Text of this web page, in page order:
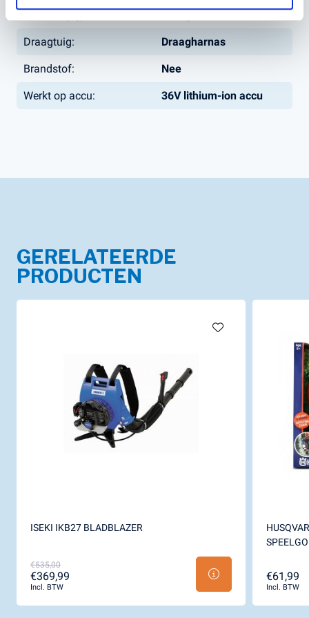
Gewicht (kg): 7,7 kg
Draagtuig: Draagharnas
Brandstof: Nee
Werkt op accu: 36V lithium-ion accu
GERELATEERDE
PRODUCTEN
ISEKI IKB27 BLADBLAZER
€535,00
€369,99
Incl. BTW
€61,99
Incl. BTW